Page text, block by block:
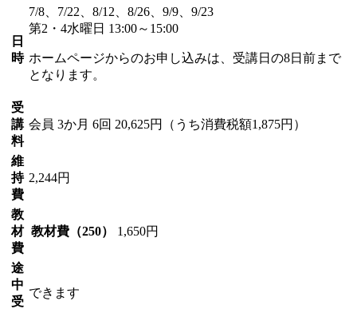
日
時
7/8、7/22、8/12、8/26、9/9、9/23
第2・4水曜日 13:00～15:00
ホームページからのお申し込みは、受講日の8日前まで
となります。
受
講
料
会員 3か月 6回 20,625円（うち消費税額1,875円）
維
持
費
2,244円
教
材
費
教材費（250） 1,650円
途
中
受
できます